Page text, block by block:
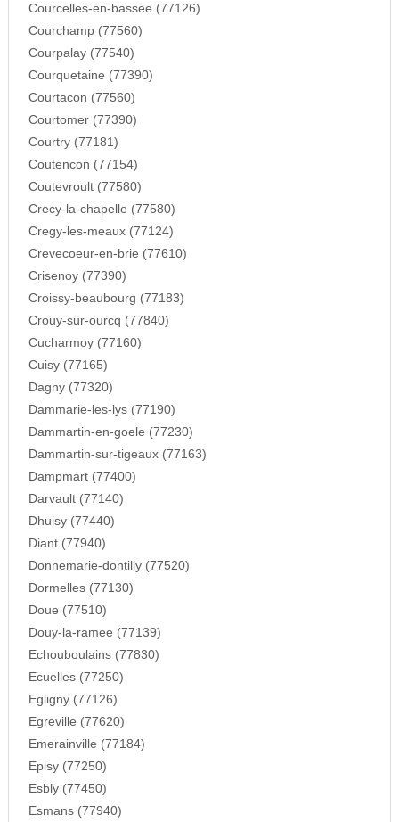
Courcelles-en-bassee (77126)
Courchamp (77560)
Courpalay (77540)
Courquetaine (77390)
Courtacon (77560)
Courtomer (77390)
Courtry (77181)
Coutencon (77154)
Coutevroult (77580)
Crecy-la-chapelle (77580)
Cregy-les-meaux (77124)
Crevecoeur-en-brie (77610)
Crisenoy (77390)
Croissy-beaubourg (77183)
Crouy-sur-ourcq (77840)
Cucharmoy (77160)
Cuisy (77165)
Dagny (77320)
Dammarie-les-lys (77190)
Dammartin-en-goele (77230)
Dammartin-sur-tigeaux (77163)
Dampmart (77400)
Darvault (77140)
Dhuisy (77440)
Diant (77940)
Donnemarie-dontilly (77520)
Dormelles (77130)
Doue (77510)
Douy-la-ramee (77139)
Echouboulains (77830)
Ecuelles (77250)
Egligny (77126)
Egreville (77620)
Emerainville (77184)
Episy (77250)
Esbly (77450)
Esmans (77940)